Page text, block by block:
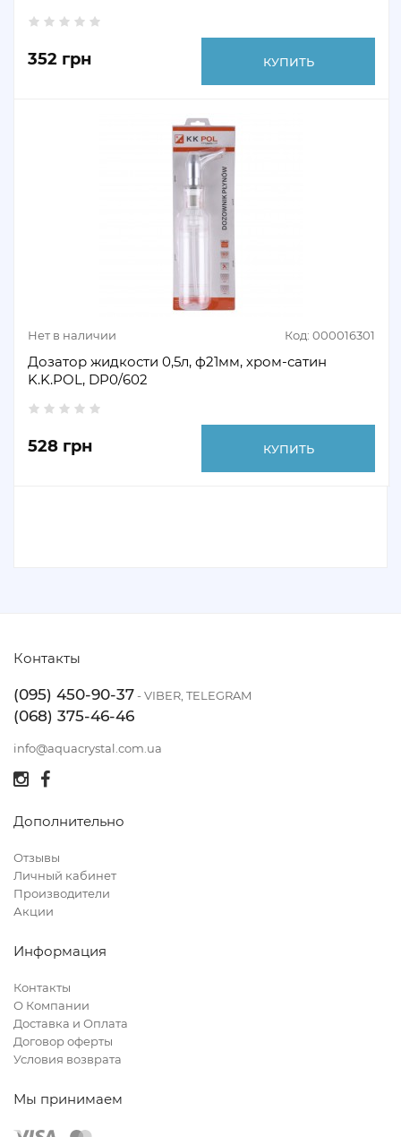
352 грн КУПИТЬ
Нет в наличии Код: 000016301
Дозатор жидкости 0,5л, ф21мм, хром-сатин
K.K.POL, DP0/602
528 грн КУПИТЬ
Контакты
(095) 450-90-37- VIBER, TELEGRAM
(068) 375-46-46
info@aquacrystal.com.ua
Дополнительно
Отзывы
Личный кабинет
Производители
Акции
Информация
Контакты
О Компании
Доставка и Оплата
Договор оферты
Условия возврата
Мы принимаем